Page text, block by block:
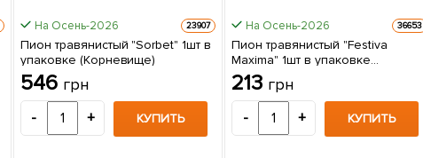
На Осень-2026 23907
Пион травянистый "Sorbet" 1шт в
упаковке (Корневище)
546 грн
- + КУПИТЬ
На Осень-2026 36653
Пион травянистый "Festiva
Maxima" 1шт в упаковке
(Корневище)
213 грн
- + КУПИТЬ